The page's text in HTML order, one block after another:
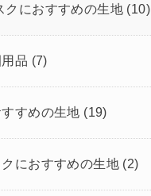
クにおすすめの生地 (10)
品 (7)
すめの生地 (19)
におすすめの生地 (2)